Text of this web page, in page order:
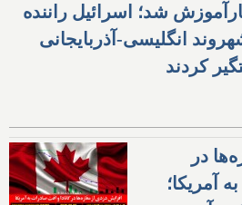
شد؛ اسرائیل راننده
انگلیسی-آذربایجانی
کردند
در
آمریکا؛